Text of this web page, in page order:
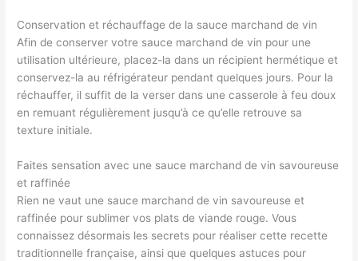
Conservation et réchauffage de la sauce marchand de vin
Afin de conserver votre sauce marchand de vin pour une
utilisation ultérieure, placez-la dans un récipient hermétique et
conservez-la au réfrigérateur pendant quelques jours. Pour la
réchauffer, il suffit de la verser dans une casserole à feu doux
en remuant régulièrement jusqu’à ce qu’elle retrouve sa
texture initiale.
Faites sensation avec une sauce marchand de vin savoureuse
et raffinée
Rien ne vaut une sauce marchand de vin savoureuse et
raffinée pour sublimer vos plats de viande rouge. Vous
connaissez désormais les secrets pour réaliser cette recette
traditionnelle française, ainsi que quelques astuces pour